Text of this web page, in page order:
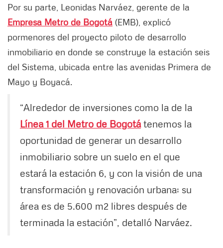
Por su parte, Leonidas Narváez, gerente de la
Empresa Metro de Bogotá (EMB), explicó
pormenores del proyecto piloto de desarrollo
inmobiliario en donde se construye la estación seis
del Sistema, ubicada entre las avenidas Primera de
Mayo y Boyacá.
“Alrededor de inversiones como la de la
Línea 1 del Metro de Bogotátenemos la
oportunidad de generar un desarrollo
inmobiliario sobre un suelo en el que
estará la estación 6, y con la visión de una
transformación y renovación urbana; su
área es de 5.600 m2 libres después de
terminada la estación”, detalló Narváez.